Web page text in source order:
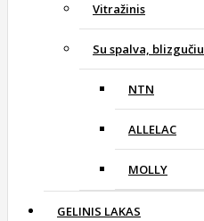
Vitražinis
Su spalva, blizgučiu
NTN
ALLELAC
MOLLY
GELINIS LAKAS